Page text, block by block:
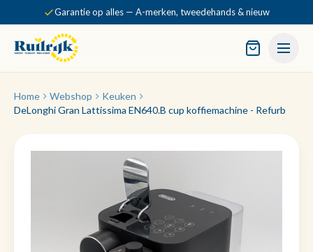
Garantie op alles — A-merken, tweedehands & nieuw
Home Webshop
Keuken
DeLonghi Gran Lattissima EN640.B cup koffiemachine - Refurb